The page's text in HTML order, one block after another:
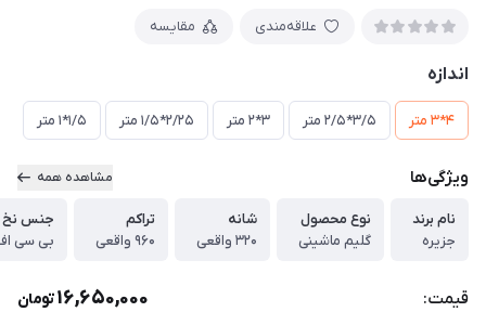
علاقه‌مندی مقایسه
اندازه
4*3 متر 3/5*2/5 متر 3*2 متر 2/25*1/5 متر 1/5*1 متر
ویژگی‌ها مشاهده همه
نام برند
جزیره
نوع محصول
گلیم ماشینی
شانه
320 واقعی
تراکم
960 واقعی
جنس نخ
بی سی
قیمت: 16,650,000تومان